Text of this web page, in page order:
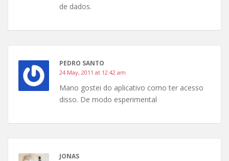
de dados.
PEDRO SANTO
24 May, 2011 at 12:42 am
Mano gostei do aplicativo como ter acesso
disso. De modo esperimental
JONAS